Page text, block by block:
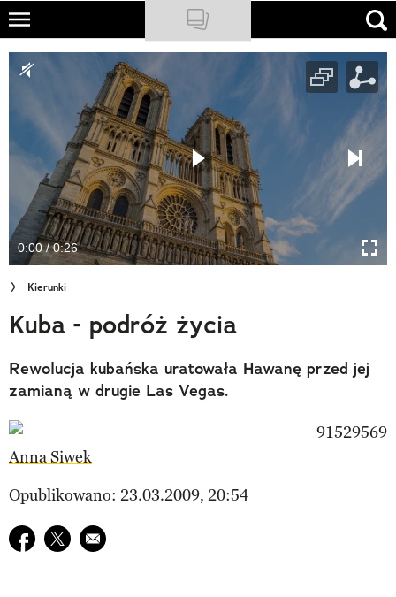
Skip
main
NATIONAL GEOGRAPHIC
PODCASTY
Sklep
Newsletter
Cuda Polski
Wielki Konkurs Fotograficzny
Trendbook Podróżniczy
Polecane
0:00 / 0:26
Kierunki
Kuba - podróż życia
Rewolucja kubańska uratowała Hawanę przed jej
zamianą w drugie Las Vegas.
Anna Siwek
Opublikowano: 23.03.2009, 20:54
Udostępnij na facebook
Udostępnij na twitter
E-mail do przyjaciela